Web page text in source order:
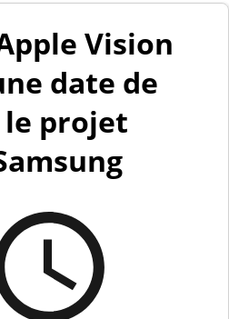
Vision
date de
projet